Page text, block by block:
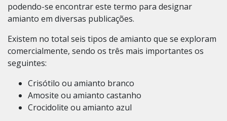
podendo-se encontrar este termo para designar
amianto em diversas publicações.
Existem no total seis tipos de amianto que se exploram
comercialmente, sendo os três mais importantes os
seguintes:
Crisótilo ou amianto branco
Amosite ou amianto castanho
Crocidolite ou amianto azul